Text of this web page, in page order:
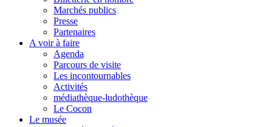
Marchés publics
Presse
Partenaires
A voir à faire
Agenda
Parcours de visite
Les incontournables
Activités
médiathèque-ludothèque
Le Cocon
Le musée